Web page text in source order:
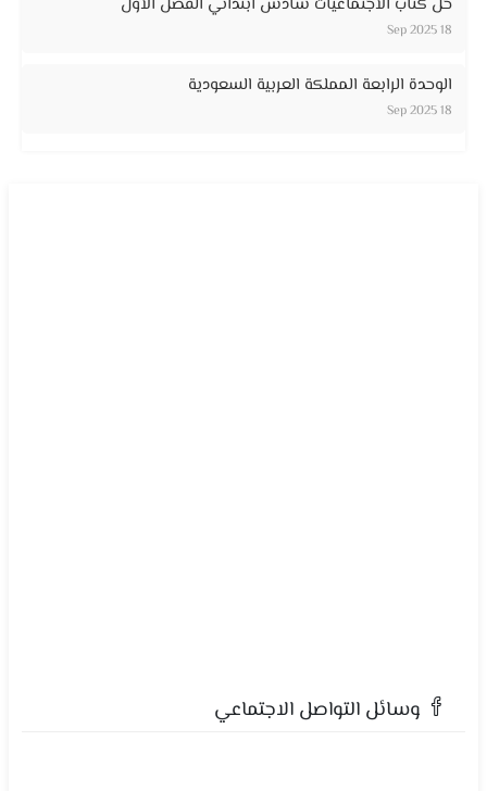
18 Sep 2025
الوحدة الرابعة المملكة العربية السعودية
18 Sep 2025
وسائل التواصل الاجتماعي